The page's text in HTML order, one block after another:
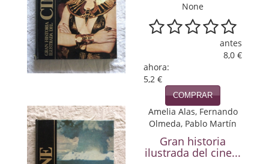
Papás, Mamás, bebés...
Papás, Mamás, Bebés...
Papás, Mamás, Bebés…
Política
Psicología. Educación
Religión
None
antes
8,0 €
ahora:
5,2 €
COMPRAR
Amelia Alas, Fernando
Olmeda, Pablo Martín
Gran historia
ilustrada del cine...